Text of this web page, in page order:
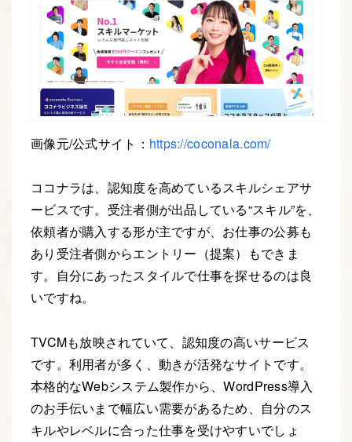
画像元/公式サイト： https://coconala.com/
ココナラは、認知度を高めているスキルシェアサ
ービスです。受注者側が出品している“スキル”を、
依頼者が購入する形が主ですが、お仕事の公募も
あり受注者側からエントリー（提案）もできま
す。自分にあったスタイルで仕事を探せるのは良
いですね。
TVCMも放映されていて、認知度の高いサービス
です。利用者が多く、動きが活発なサイトです。
本格的なWebシステム製作から、WordPress導入
のお手伝いまで幅広い需要があるため、自分のス
キルやレベルに合った仕事を受けやすいでしょ